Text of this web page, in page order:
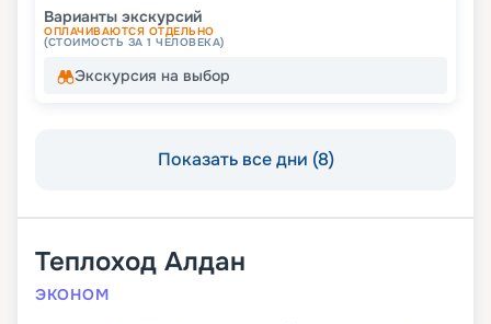
Варианты экскурсий
ОПЛАЧИВАЮТСЯ ОТДЕЛЬНО
(СТОИМОСТЬ ЗА 1 ЧЕЛОВЕКА)
Экскурсия на выбор
Показать все дни (8)
Теплоход Алдан
ЭКОНОМ